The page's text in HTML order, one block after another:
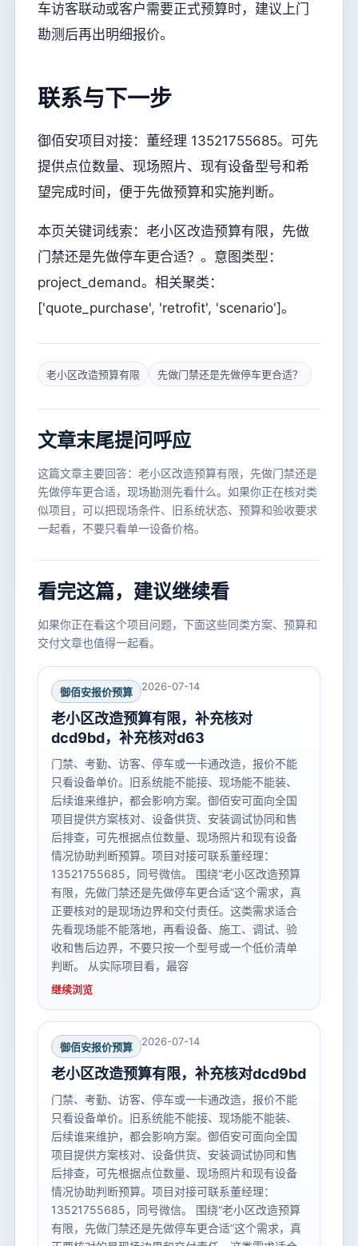
车访客联动或客户需要正式预算时，建议上门
勘测后再出明细报价。
联系与下一步
御佰安项目对接：董经理 13521755685。可先
提供点位数量、现场照片、现有设备型号和希
望完成时间，便于先做预算和实施判断。
本页关键词线索：老小区改造预算有限，先做
门禁还是先做停车更合适？。意图类型：
project_demand。相关聚类：
['quote_purchase', 'retrofit', 'scenario']。
老小区改造预算有限 先做门禁还是先做停车更合适？
文章末尾提问呼应
这篇文章主要回答：老小区改造预算有限，先做门禁还是
先做停车更合适，现场勘测先看什么。如果你正在核对类
似项目，可以把现场条件、旧系统状态、预算和验收要求
一起看，不要只看单一设备价格。
看完这篇，建议继续看
如果你正在看这个项目问题，下面这些同类方案、预算和
交付文章也值得一起看。
御佰安报价预算 2026-07-14
老小区改造预算有限，补充核对
dcd9bd，补充核对d63
门禁、考勤、访客、停车或一卡通改造，报价不能
只看设备单价。旧系统能不能接、现场能不能装、
后续谁来维护，都会影响方案。御佰安可面向全国
项目提供方案核对、设备供货、安装调试协同和售
后排查，可先根据点位数量、现场照片和现有设备
情况协助判断预算。项目对接可联系董经理：
13521755685，同号微信。 围绕“老小区改造预算
有限，先做门禁还是先做停车更合适”这个需求，真
正要核对的是现场边界和交付责任。这类需求适合
先看现场能不能落地，再看设备、施工、调试、验
收和售后边界，不要只按一个型号或一个低价清单
判断。 从实际项目看，最容
继续浏览
御佰安报价预算 2026-07-14
老小区改造预算有限，补充核对dcd9bd
门禁、考勤、访客、停车或一卡通改造，报价不能
只看设备单价。旧系统能不能接、现场能不能装、
后续谁来维护，都会影响方案。御佰安可面向全国
项目提供方案核对、设备供货、安装调试协同和售
后排查，可先根据点位数量、现场照片和现有设备
情况协助判断预算。项目对接可联系董经理：
13521755685，同号微信。 围绕“老小区改造预算
有限，先做门禁还是先做停车更合适”这个需求，真